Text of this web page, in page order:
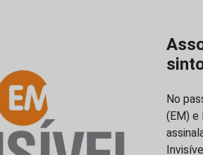
No
(EM) e